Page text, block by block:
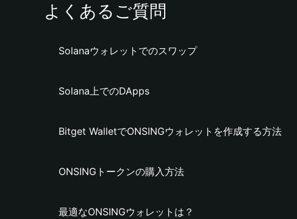
よくあるご質問
Solanaウォレットでのスワップ
Solana上でのDApps
Bitget WalletでONSINGウォレットを作成する方法
ONSINGトークンの購入方法
最適なONSINGウォレットは？